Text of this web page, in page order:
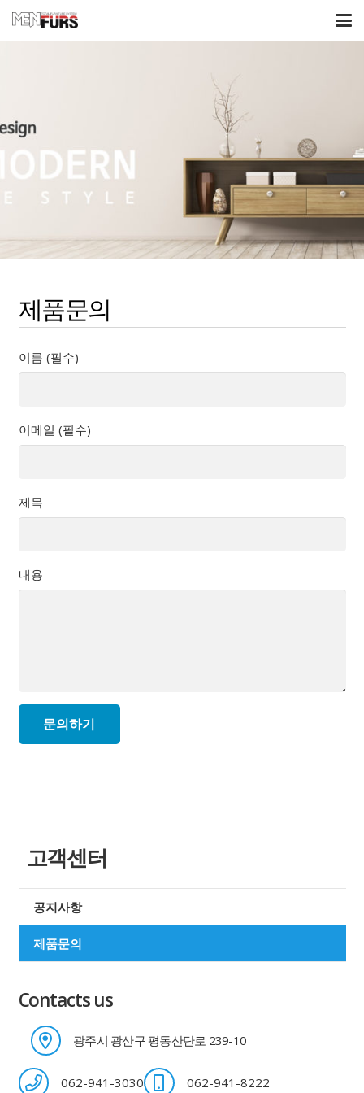
제품문의
이름 (필수)
이메일 (필수)
제목
내용
고객센터
공지사항
제품문의
Contacts us
광주시 광산구 평동산단로 239-10
062-941-3030 062-941-8222